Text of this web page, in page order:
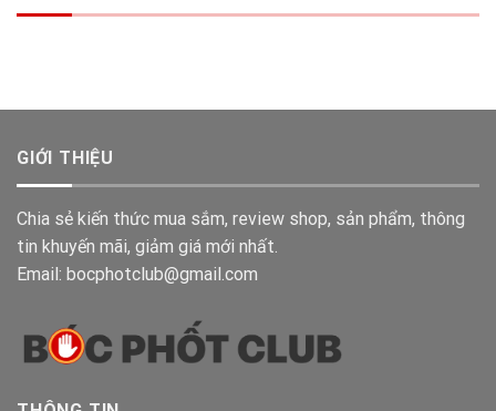
GIỚI THIỆU
Chia sẻ kiến thức mua sắm, review shop, sản phẩm, thông
tin khuyến mãi, giảm giá mới nhất.
Email: bocphotclub@gmail.com